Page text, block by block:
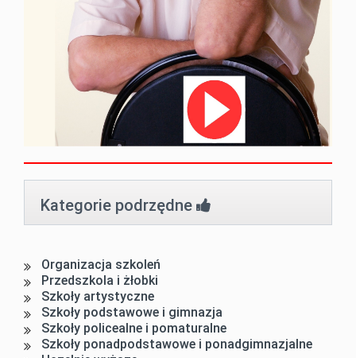
Kategorie podrzędne
Organizacja szkoleń
Przedszkola i żłobki
Szkoły artystyczne
Szkoły podstawowe i gimnazja
Szkoły policealne i pomaturalne
Szkoły ponadpodstawowe i ponadgimnazjalne